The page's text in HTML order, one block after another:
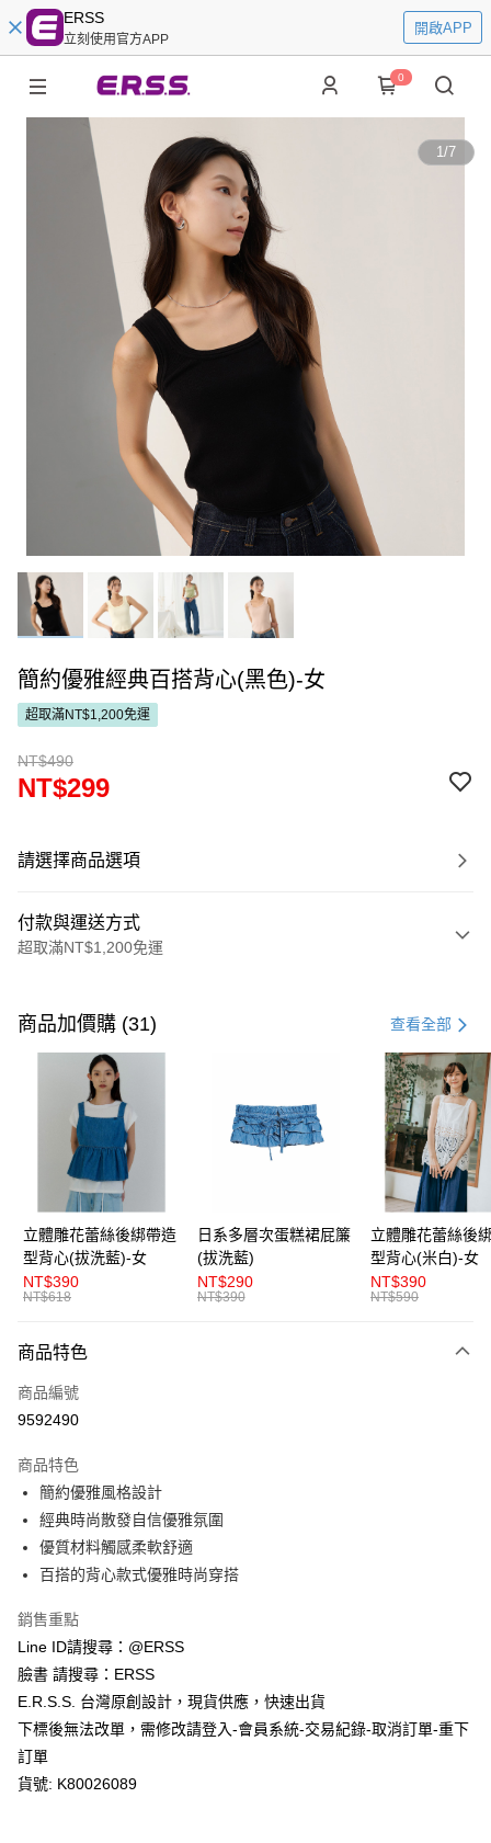
ERSS
立刻使用官方APP
開啟APP
0
1/7
簡約優雅經典百搭背心(黑色)-女
超取滿NT$1,200免運
NT$490
NT$299
請選擇商品選項
付款與運送方式
超取滿NT$1,200免運
信用卡一次付款
超商取貨付款
LINE Pay
Apple Pay
街口支付
悠遊付
AFTEE先享後付
相關說明
便利好安心！
２．便利：只要手機號碼，簡訊認證，即可結帳。
３．安心：先確認商品／服務後，再付款。
【「AFTEE先享後付」結帳流程】
１．於結帳方式選擇「AFTEE先享後付」後，將跳轉至「AFTEE先享後付」
結帳頁面，進行簡訊認證並確認金額後，即可完成結帳。
２．訂單成立數日內，您將收到繳費通知簡訊。
ATM／網路銀行／等多元方式進行付款，方視為交易完成。
※ 請注意：結帳手續完成當下不需立刻繳費，但若您需要取消訂單，請聯絡
後付繳納相關費用。
※ 交易是否成功請以「AFTEE先享後付 」之結帳頁面顯示為準，若有關於
是否繳費成功／繳費後需取消欲退款等相關疑問，請聯繫「AFTEE先享後付
客戶支援中心」https://netprotections.freshdesk.com/support/home
【注意事項】
１．透過由恩沛科技股份有限公司提供之「AFTEE先享後付」服務完成之交
易，需依本服務之必要範圍內提供個人資料，並將交易相關給付款項請求債
２．關於個人資料處理事宜，請瀏覽以下網址：
運送方式
全家取貨付款
付款後全家取貨
每筆NT$80，滿NT$1,200(含以上)免運費
付款後萊爾富取貨
7-11取貨付款
每筆NT$80，滿NT$1,200(含以上)免運費
付款後7-11取貨
商品加價購 (31) 查看全部
立體雕花蕾絲後綁帶造
型背心(拔洗藍)-女
NT$390
NT$618
日系多層次蛋糕裙屁簾
(拔洗藍)
NT$290
NT$390
立體雕花蕾絲後
型背心(米白)-女
NT$390
NT$590
商品特色
商品編號
9592490
商品特色
簡約優雅風格設計
經典時尚散發自信優雅氛圍
優質材料觸感柔軟舒適
百搭的背心款式優雅時尚穿搭
銷售重點
Line ID請搜尋：@ERSS
臉書 請搜尋：ERSS
E.R.S.S. 台灣原創設計，現貨供應，快速出貨
下標後無法改單，需修改請登入-會員系統-交易紀錄-取消訂單-重下
訂單
貨號: K80026089